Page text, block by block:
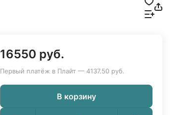
16550 руб.
Первый платёж в Плайт — 4137.50 руб.
В корзину